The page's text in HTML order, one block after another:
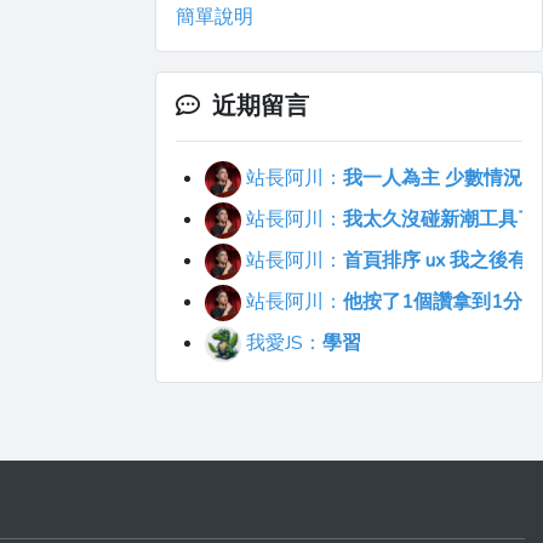
簡單說明
近期留言
站長阿川： 我一人為主 少數情況
站長阿川： 我太久沒碰新潮工具了
站長阿川： 首頁排序 ux 我之後有
站長阿川： 他按了1個讚拿到1分
我愛JS： 學習